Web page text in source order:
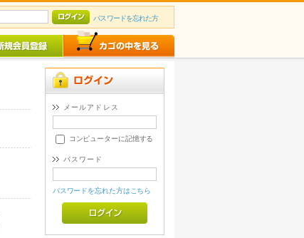
パスワードを忘れた方
メールアドレス
コンピューターに記憶する
パスワード
パスワードを忘れた方はこちら